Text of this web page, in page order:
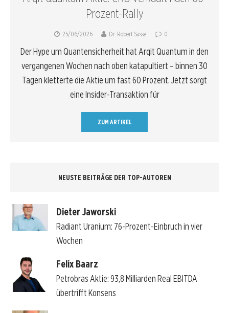
Prozent-Rally
25/06/2026 Dr. Robert Sasse 0
Der Hype um Quantensicherheit hat Arqit Quantum in den
vergangenen Wochen nach oben katapultiert – binnen 30
Tagen kletterte die Aktie um fast 60 Prozent. Jetzt sorgt
eine Insider-Transaktion für
ZUM ARTIKEL
NEUSTE BEITRÄGE DER TOP-AUTOREN
Dieter Jaworski
Radiant Uranium: 76-Prozent-Einbruch in vier
Wochen
Felix Baarz
Petrobras Aktie: 93,8 Milliarden Real EBITDA
übertrifft Konsens